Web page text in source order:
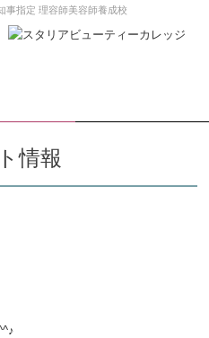
事指定 理容師美容師養成校
情報